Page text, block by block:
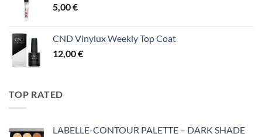
5,00€
CND Vinylux Weekly Top Coat
12,00€
TOP RATED
LABELLE-CONTOUR PALETTE – DARK SHADE